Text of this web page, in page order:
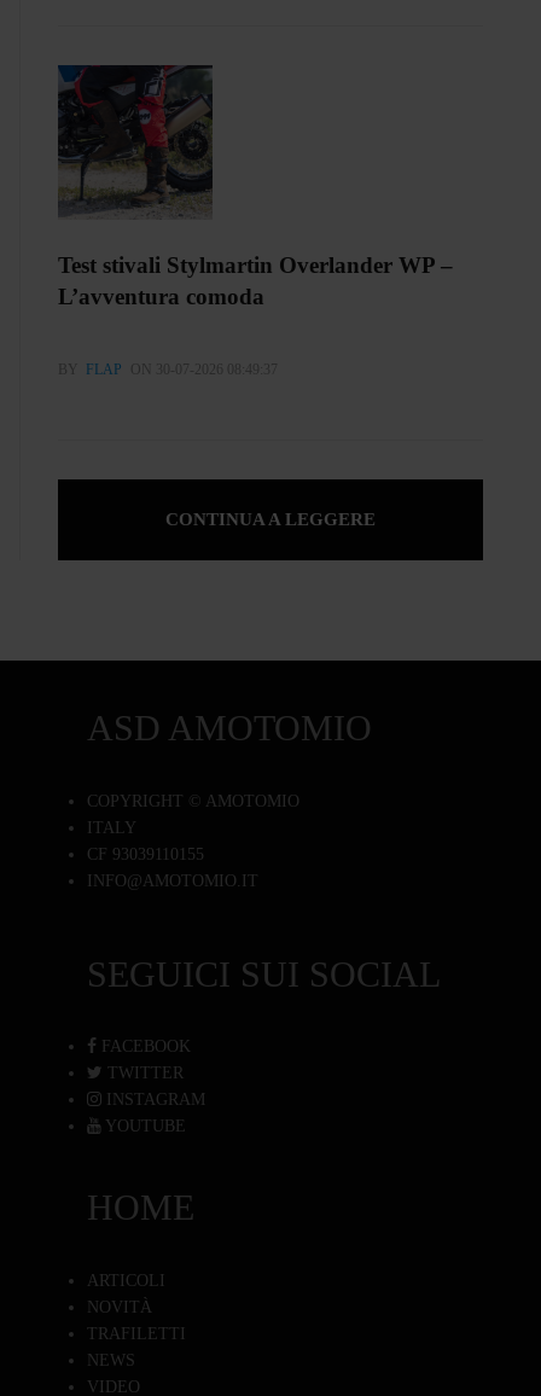
Test stivali Stylmartin Overlander WP –
L’avventura comoda
BY FLAP ON 30-07-2026 08:49:37
CONTINUA A LEGGERE
ASD AMOTOMIO
COPYRIGHT © AMOTOMIO
ITALY
CF 93039110155
INFO@AMOTOMIO.IT
SEGUICI SUI SOCIAL
FACEBOOK
TWITTER
INSTAGRAM
YOUTUBE
HOME
ARTICOLI
NOVITÀ
TRAFILETTI
NEWS
VIDEO